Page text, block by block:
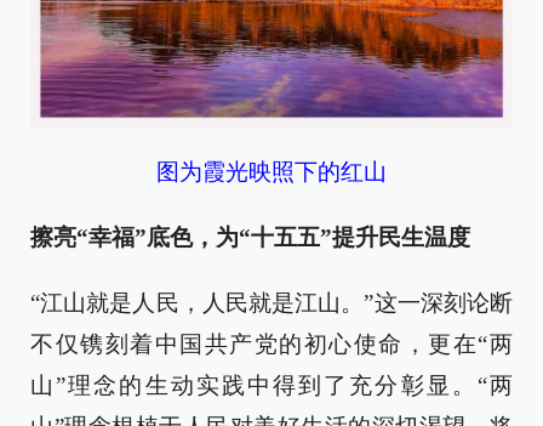
图为霞光映照下的红山
擦亮“幸福”底色，为“十五五”提升民生温度
“江山就是人民，人民就是江山。”这一深刻论断
不仅镌刻着中国共产党的初心使命，更在“两
山”理念的生动实践中得到了充分彰显。“两